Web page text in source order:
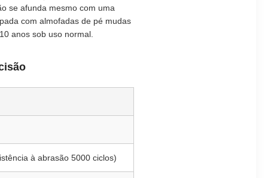
se afunda mesmo com uma
com almofadas de pé mudas
anos sob uso normal.
à abrasão 5000 ciclos)